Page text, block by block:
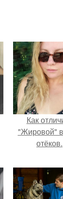
Как
"Жировой"
отёков.